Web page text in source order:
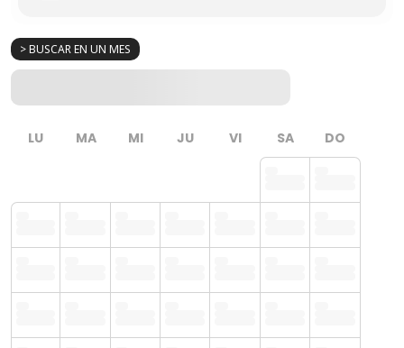
> BUSCAR EN UN MES
LU MA MI JU VI SA DO